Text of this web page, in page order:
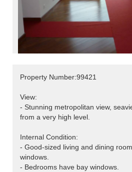
Property Number:99421
View:
- Stunning metropolitan view,
from a very high level.
Internal Condition:
- Good-sized living and dining
windows.
- Bedrooms have bay windows.